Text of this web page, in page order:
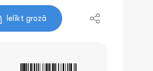
Ielikt grozā